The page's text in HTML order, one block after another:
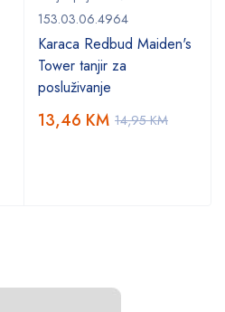
153.03.06.4964
Karaca Redbud Maiden's
Tower tanjir za
posluživanje
14,95KM
13,46 KM